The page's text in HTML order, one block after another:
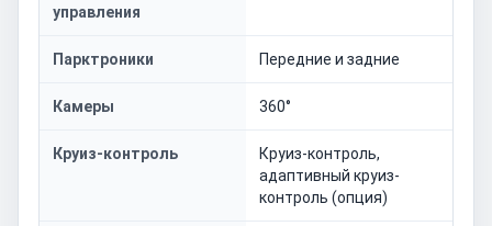
управления
Парктроники Передние и задние
Камеры 360°
Круиз-контроль
Круиз-контроль,
адаптивный круиз-
контроль (опция)